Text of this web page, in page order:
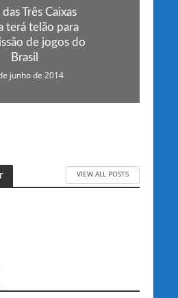
das Três Caixas
terá telão para
de jogos do
Brasil
junho de 2014
VIEW ALL POSTS